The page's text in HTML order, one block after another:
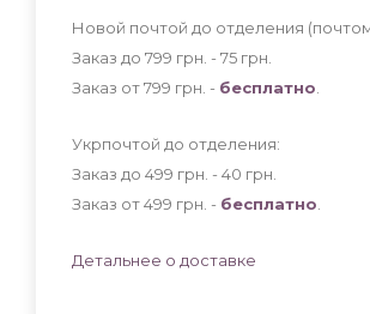
Новой почтой до отделения
Заказ до 799 грн. - 75 грн
Заказ от 799 грн. - бесплатно
Укрпочтой до отделения:
Заказ до 499 грн. - 40 грн
Заказ от 499 грн. - бесплатно
Детальнее о доставке